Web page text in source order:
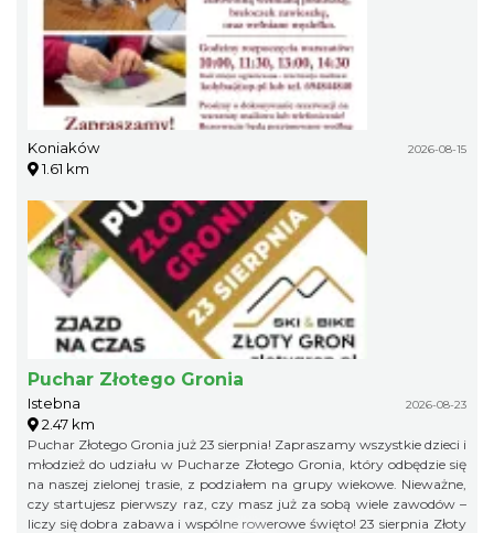
Koniaków 2026-08-15
1.61 km
Puchar Złotego Gronia
Istebna 2026-08-23
2.47 km
Puchar Złotego Gronia już 23 sierpnia! Zapraszamy wszystkie dzieci i
młodzież do udziału w Pucharze Złotego Gronia, który odbędzie się
na naszej zielonej trasie, z podziałem na grupy wiekowe. Nieważne,
czy startujesz pierwszy raz, czy masz już za sobą wiele zawodów –
liczy się dobra zabawa i wspólne rowerowe święto! 23 sierpnia Złoty